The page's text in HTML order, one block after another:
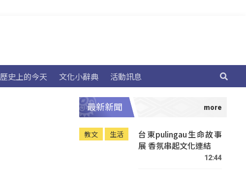
歷史上的今天 文化小辭典 活動訊息
最新新聞
教文 生活
台東pulingau生命故事
展 香氛串起文化連結
12:44